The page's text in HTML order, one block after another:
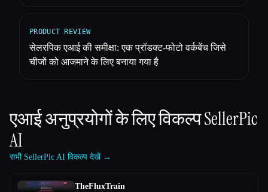
PRODUCT REVIEW
सेलरपिक एआई की समीक्षा: एक प्रॉडक्ट-फोटो वर्कबेंच जिसे
चीजों को आजमाने के लिए बनाया गया है
एआई अनुप्रयोगों के लिए विकल्पSellerPic
AI
सभी SellerPic AI विकल्प देखें →
TheFluxTrain